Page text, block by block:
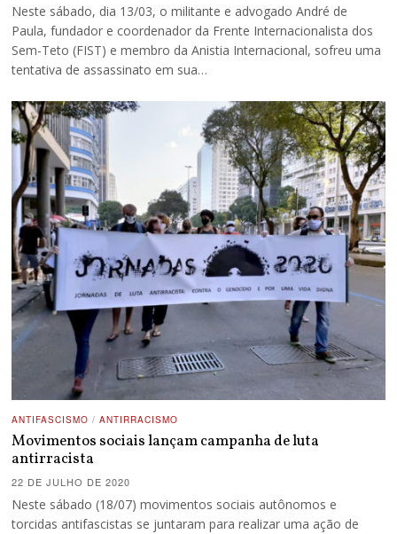
Neste sábado, dia 13/03, o militante e advogado André de
Paula, fundador e coordenador da Frente Internacionalista dos
Sem-Teto (FIST) e membro da Anistia Internacional, sofreu uma
tentativa de assassinato em sua…
ANTIFASCISMO / ANTIRRACISMO
Movimentos sociais lançam campanha de luta
antirracista
22 DE JULHO DE 2020
Neste sábado (18/07) movimentos sociais autônomos e
torcidas antifascistas se juntaram para realizar uma ação de